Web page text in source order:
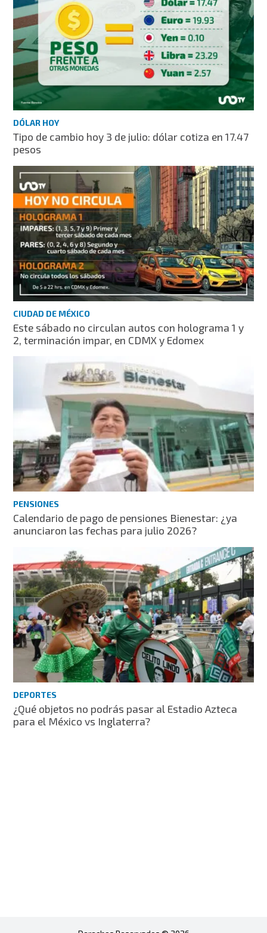
DÓLAR HOY
Tipo de cambio hoy 3 de julio: dólar cotiza en 17.47
pesos
CIUDAD DE MÉXICO
Este sábado no circulan autos con holograma 1 y
2, terminación impar, en CDMX y Edomex
PENSIONES
Calendario de pago de pensiones Bienestar: ¿ya
anunciaron las fechas para julio 2026?
DEPORTES
¿Qué objetos no podrás pasar al Estadio Azteca
para el México vs Inglaterra?